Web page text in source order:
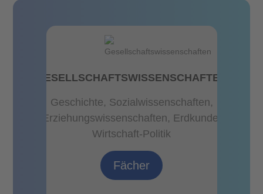
GESELLSCHAFTSWISSENSCHAFTEN
Geschichte, Sozialwissenschaften,
Erziehungswissenschaften, Erdkunde,
Wirtschaft-Politik
Fächer